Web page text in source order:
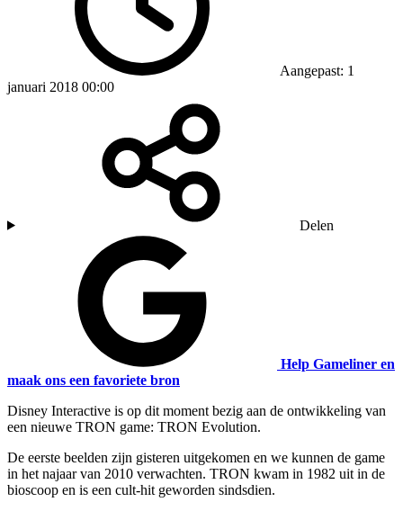
Aangepast: 1
januari 2018 00:00
Delen
Help Gameliner en
maak ons een favoriete bron
Disney Interactive is op dit moment bezig aan de ontwikkeling van
een nieuwe TRON game: TRON Evolution.
De eerste beelden zijn gisteren uitgekomen en we kunnen de game
in het najaar van 2010 verwachten. TRON kwam in 1982 uit in de
bioscoop en is een cult-hit geworden sindsdien.